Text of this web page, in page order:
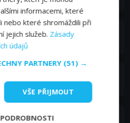
informacemi, které
nebo které shromáždili při
jejich služeb. Zásady
údajů
PARTNERY (51) →
VŠE PŘIJMOUT